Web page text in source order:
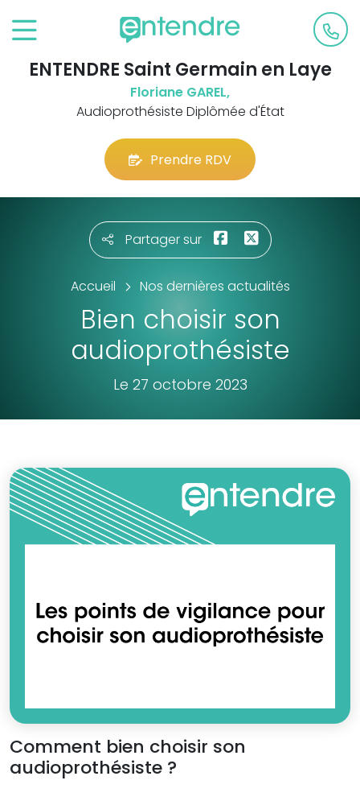
ENTENDRE Saint Germain en Laye
Floriane GAREL,
Audioprothésiste Diplômée d'État
Prendre RDV
Partager sur
Accueil Nos dernières actualités
Bien choisir son
audioprothésiste
Le 27 octobre 2023
Comment bien choisir son
audioprothésiste ?